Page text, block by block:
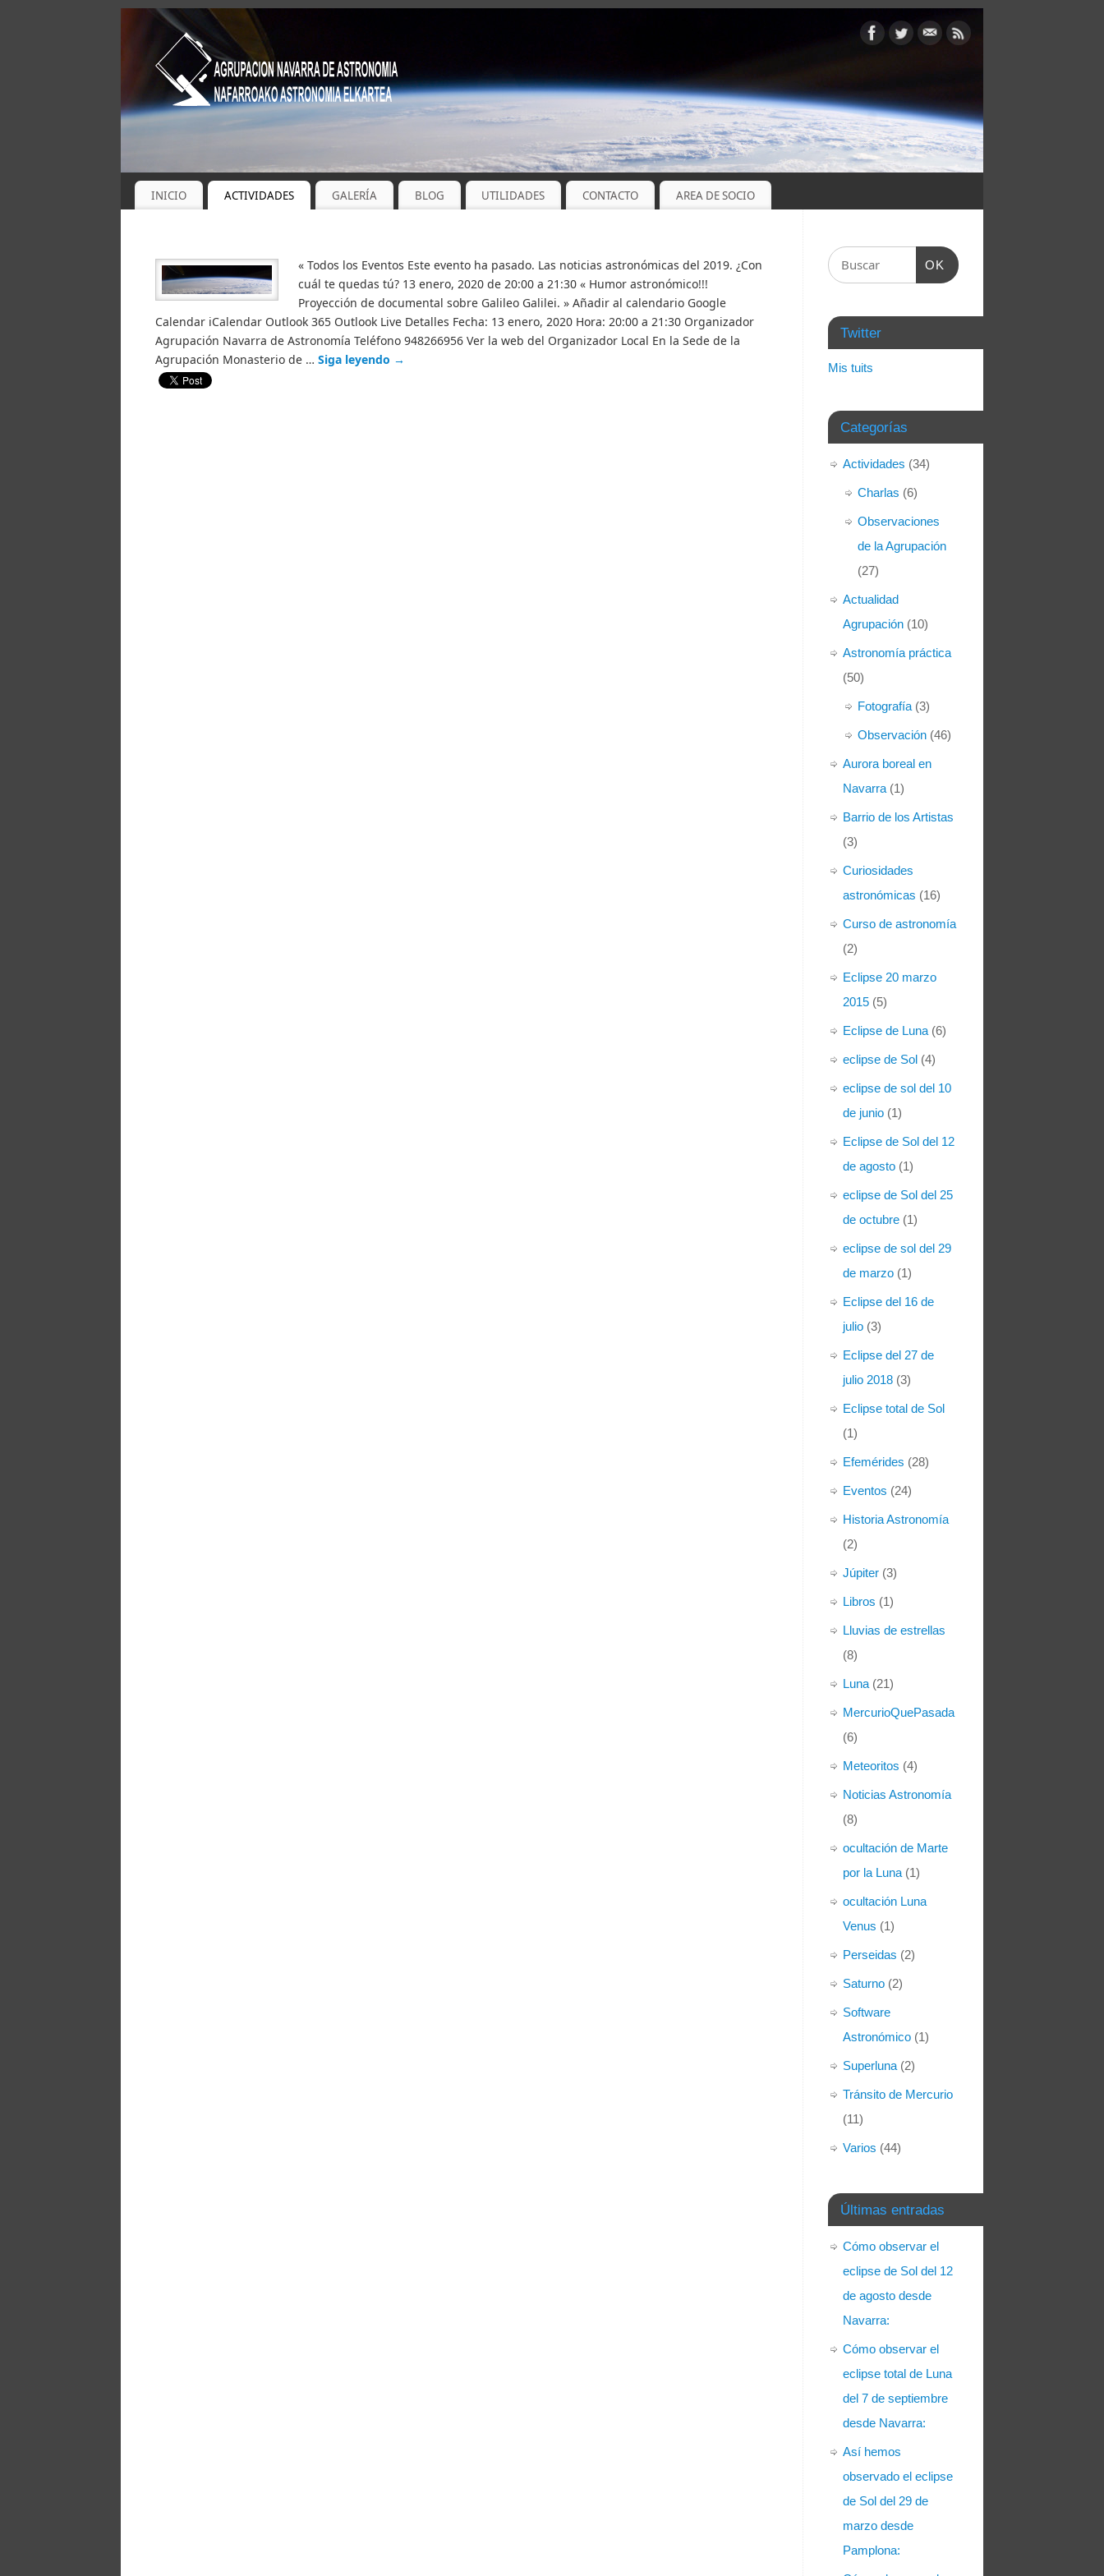
INICIO ACTIVIDADES GALERÍA BLOG UTILIDADES CONTACTO AREA DE SOCIO
« Todos los Eventos Este evento ha pasado. Las noticias astronómicas del 2019. ¿Con
cuál te quedas tú? 13 enero, 2020 de 20:00 a 21:30 « Humor astronómico!!!
Proyección de documental sobre Galileo Galilei. » Añadir al calendario Google
Calendar iCalendar Outlook 365 Outlook Live Detalles Fecha: 13 enero, 2020 Hora: 20:00 a 21:30 Organizador
Agrupación Navarra de Astronomía Teléfono 948266956 Ver la web del Organizador Local En la Sede de la
Agrupación Monasterio de … Siga leyendo →
OK
Twitter
Mis tuits
Categorías
Actividades (34)
Charlas (6)
Observaciones
de la Agrupación
(27)
Actualidad
Agrupación (10)
Astronomía práctica
(50)
Fotografía (3)
Observación (46)
Aurora boreal en
Navarra (1)
Barrio de los Artistas
(3)
Curiosidades
astronómicas (16)
Curso de astronomía
(2)
Eclipse 20 marzo
2015 (5)
Eclipse de Luna (6)
eclipse de Sol (4)
eclipse de sol del 10
de junio (1)
Eclipse de Sol del 12
de agosto (1)
eclipse de Sol del 25
de octubre (1)
eclipse de sol del 29
de marzo (1)
Eclipse del 16 de
julio (3)
Eclipse del 27 de
julio 2018 (3)
Eclipse total de Sol
(1)
Efemérides (28)
Eventos (24)
Historia Astronomía
(2)
Júpiter (3)
Libros (1)
Lluvias de estrellas
(8)
Luna (21)
MercurioQuePasada
(6)
Meteoritos (4)
Noticias Astronomía
(8)
ocultación de Marte
por la Luna (1)
ocultación Luna
Venus (1)
Perseidas (2)
Saturno (2)
Software
Astronómico (1)
Superluna (2)
Tránsito de Mercurio
(11)
Varios (44)
Últimas entradas
Cómo observar el
eclipse de Sol del 12
de agosto desde
Navarra:
Cómo observar el
eclipse total de Luna
del 7 de septiembre
desde Navarra:
Así hemos
observado el eclipse
de Sol del 29 de
marzo desde
Pamplona: